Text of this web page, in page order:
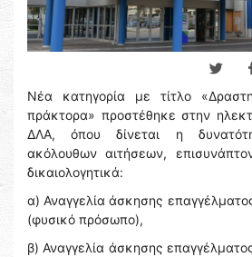
Νέα κατηγορία με τίτλο
πράκτορα» προστέθηκε στην
ΔΛΑ, όπου δίνεται η
ακόλουθων αιτήσεων,
δικαιολογητικά:
α) Αναγγελία άσκησης
(φυσικό πρόσωπο),
β) Αναγγελία άσκησης